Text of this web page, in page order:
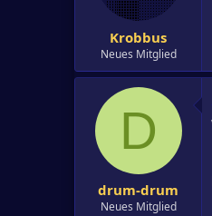
Krobbus
Neues Mitglied
D
drum-drum
Neues Mitglied